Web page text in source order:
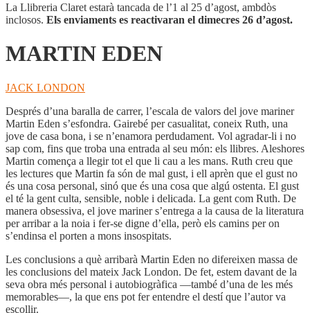
La Llibreria Claret estarà tancada de l’1 al 25 d’agost, ambdòs
inclosos. Els enviaments es reactivaran el dimecres 26 d’agost.
MARTIN EDEN
JACK LONDON
Després d’una baralla de carrer, l’escala de valors del jove mariner
Martin Eden s’esfondra. Gairebé per casualitat, coneix Ruth, una
jove de casa bona, i se n’enamora perdudament. Vol agradar-li i no
sap com, fins que troba una entrada al seu món: els llibres. Aleshores
Martin comença a llegir tot el que li cau a les mans. Ruth creu que
les lectures que Martin fa són de mal gust, i ell aprèn que el gust no
és una cosa personal, sinó que és una cosa que algú ostenta. El gust
el té la gent culta, sensible, noble i delicada. La gent com Ruth. De
manera obsessiva, el jove mariner s’entrega a la causa de la literatura
per arribar a la noia i fer-se digne d’ella, però els camins per on
s’endinsa el porten a mons insospitats.
Les conclusions a què arribarà Martin Eden no difereixen massa de
les conclusions del mateix Jack London. De fet, estem davant de la
seva obra més personal i autobiogràfica —també d’una de les més
memorables—, la que ens pot fer entendre el destí que l’autor va
escollir.